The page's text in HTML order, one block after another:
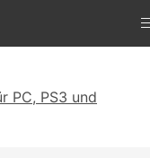
PC, PS3 und